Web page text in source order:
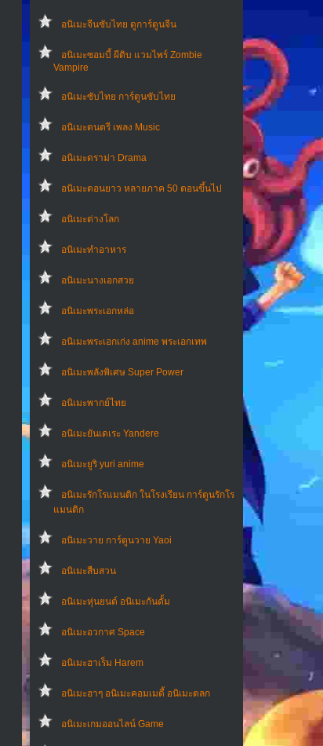
อนิเมะจีนซับไทย ดูการ์ตูนจีน
อนิเมะซอมบี้ ผีดิบ แวมไพร์ Zombie
Vampire
อนิเมะซับไทย การ์ตูนซับไทย
อนิเมะดนตรี เพลง Music
อนิเมะดราม่า Drama
อนิเมะตอนยาว หลายภาค 50 ตอนขึ้นไป
อนิเมะต่างโลก
อนิเมะทําอาหาร
อนิเมะนางเอกสวย
อนิเมะพระเอกหล่อ
อนิเมะพระเอกเก่ง anime พระเอกเทพ
อนิเมะพลังพิเศษ Super Power
อนิเมะพากย์ไทย
อนิเมะยันเดเระ Yandere
อนิเมะยูริ yuri anime
อนิเมะรักโรแมนติก ในโรงเรียน การ์ตูนรักโร
แมนติก
อนิเมะวาย การ์ตูนวาย Yaoi
อนิเมะสืบสวน
อนิเมะหุ่นยนต์ อนิเมะกันดั้ม
อนิเมะอวกาศ Space
อนิเมะฮาเร็ม Harem
อนิเมะฮาๆ อนิเมะคอมเมดี้ อนิเมะตลก
อนิเมะเกมออนไลน์ Game